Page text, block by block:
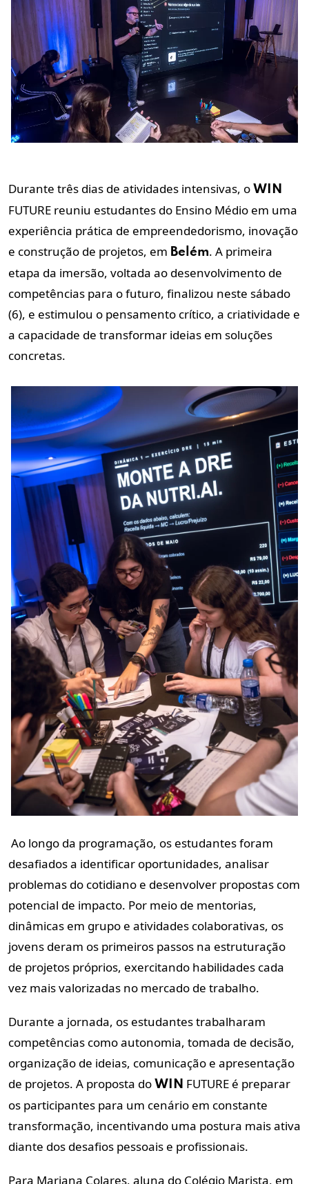
Durante três dias de atividades intensivas, o WIN
FUTURE reuniu estudantes do Ensino Médio em uma
experiência prática de empreendedorismo, inovação
e construção de projetos, em Belém. A primeira
etapa da imersão, voltada ao desenvolvimento de
competências para o futuro, finalizou neste sábado
(6), e estimulou o pensamento crítico, a criatividade e
a capacidade de transformar ideias em soluções
concretas.
Ao longo da programação, os estudantes foram
desafiados a identificar oportunidades, analisar
problemas do cotidiano e desenvolver propostas com
potencial de impacto. Por meio de mentorias,
dinâmicas em grupo e atividades colaborativas, os
jovens deram os primeiros passos na estruturação
de projetos próprios, exercitando habilidades cada
vez mais valorizadas no mercado de trabalho.
Durante a jornada, os estudantes trabalharam
competências como autonomia, tomada de decisão,
organização de ideias, comunicação e apresentação
de projetos. A proposta do WIN FUTURE é preparar
os participantes para um cenário em constante
transformação, incentivando uma postura mais ativa
diante dos desafios pessoais e profissionais.
Para Mariana Colares, aluna do Colégio Marista, em